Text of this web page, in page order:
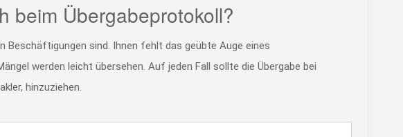
beim Übergabeprotokoll?
sind. Ihnen fehlt das geübte Auge eines
werden leicht übersehen. Auf jeden Fall sollte die Übergabe bei
hinzuziehen.